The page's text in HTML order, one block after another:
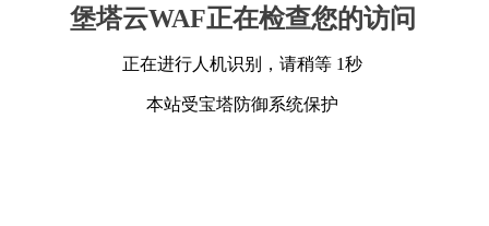
堡塔云WAF正在检查您的访问
正在进行人机识别，请稍等 1秒
本站受宝塔防御系统保护